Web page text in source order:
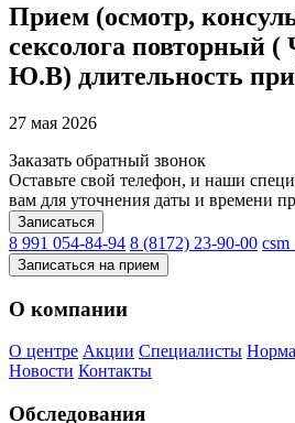
Прием (осмотр,
сексолога повторный (
Ю.В) длительность
27 мая 2026
Заказать обратный звонок
Оставьте свой телефон, и наши
вам для уточнения даты и времени
Записаться
8 991 054-84-94 8 (8172) 23-90-00
Записаться на прием
О компании
О центре Акции Специалисты
Новости Контакты
Обследования